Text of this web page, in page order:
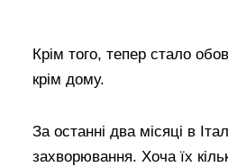
Крім того, тепер стало
крім дому.
За останні два місяці в
захворювання. Хоча їх